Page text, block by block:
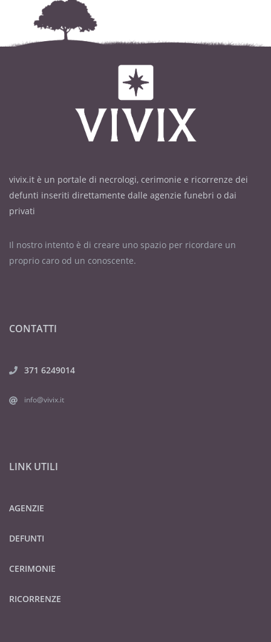
vivix.it è un portale di necrologi, cerimonie e ricorrenze dei
defunti inseriti direttamente dalle agenzie funebri o dai
privati
Il nostro intento è di creare uno spazio per ricordare un
proprio caro od un conoscente.
CONTATTI
371 6249014
info@vivix.it
LINK UTILI
AGENZIE
DEFUNTI
CERIMONIE
RICORRENZE